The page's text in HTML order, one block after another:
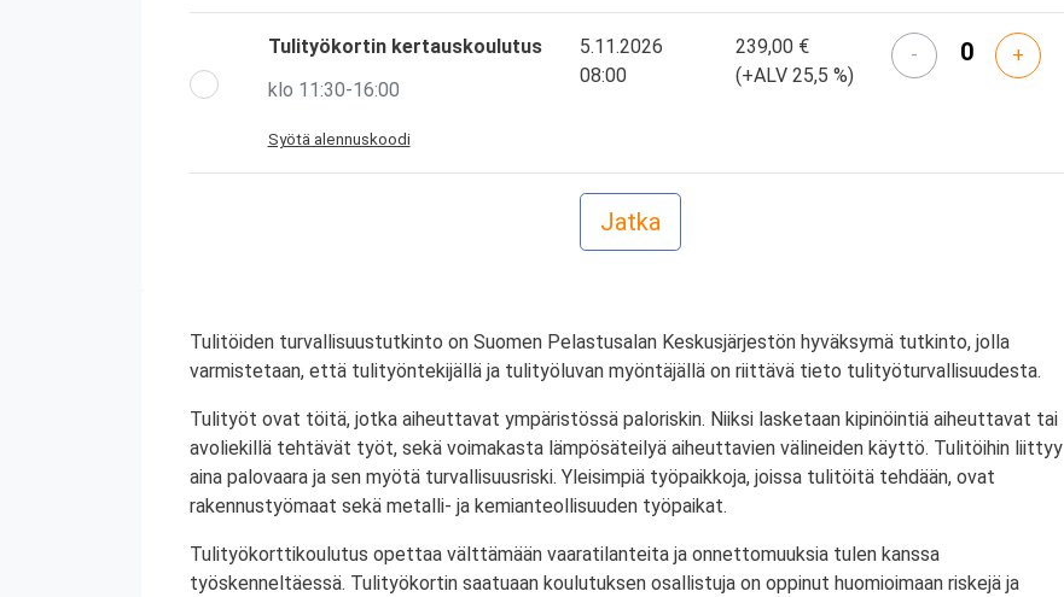
Tulityökortin kertauskoulutus
klo 11:30-16:00
Syötä alennuskoodi
5.11.2026
08:00
239,00 €
(+ALV 25,5 %)
- +
Tulitöiden turvallisuustutkinto on Suomen Pelastusalan Keskusjärjestön hyväksymä tutkinto, jolla
varmistetaan, että tulityöntekijällä ja tulityöluvan myöntäjällä on riittävä tieto tulityöturvallisuudesta.
Tulityöt ovat töitä, jotka aiheuttavat ympäristössä paloriskin. Niiksi lasketaan kipinöintiä aiheuttavat tai
avoliekillä tehtävät työt, sekä voimakasta lämpösäteilyä aiheuttavien välineiden käyttö. Tulitöihin liittyy
aina palovaara ja sen myötä turvallisuusriski. Yleisimpiä työpaikkoja, joissa tulitöitä tehdään, ovat
rakennustyömaat sekä metalli- ja kemianteollisuuden työpaikat.
Tulityökorttikoulutus opettaa välttämään vaaratilanteita ja onnettomuuksia tulen kanssa
työskenneltäessä. Tulityökortin saatuaan koulutuksen osallistuja on oppinut huomioimaan riskejä ja